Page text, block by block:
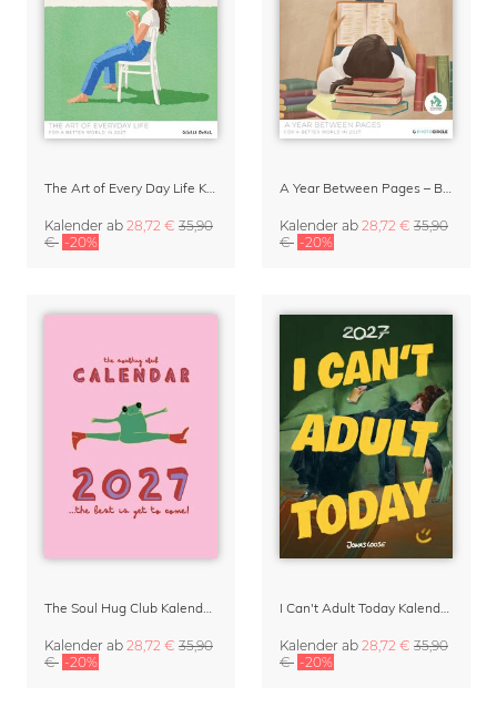
The Art of Every Day Life Kalender von Giselle Dekel
Kalender ab 28,72 € 35,90
€ -20%
A Year Between Pages – Bücher & Lesen Kalender 2027
Kalender ab 28,72 € 35,90
€ -20%
The Soul Hug Club Kalender 2027
Kalender ab 28,72 € 35,90
€ -20%
I Can't Adult Today Kalender 2027 von Jonas Loose
Kalender ab 28,72 € 35,90
€ -20%